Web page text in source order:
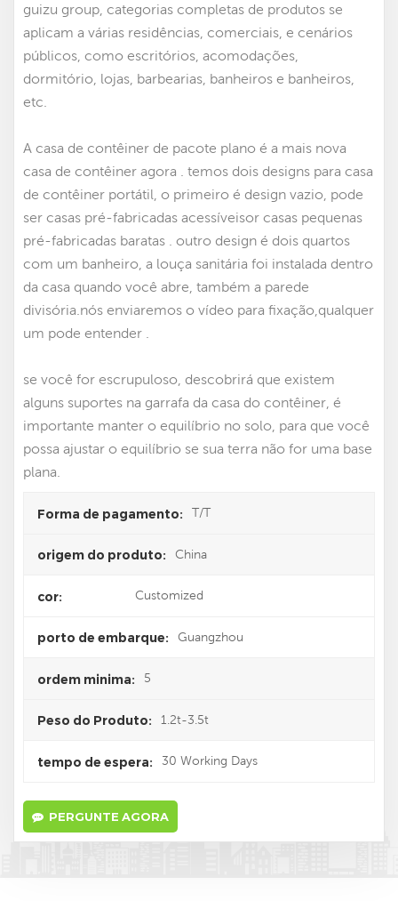
guizu group, categorias completas de produtos se
aplicam a várias residências, comerciais, e cenários
públicos, como escritórios, acomodações,
dormitório, lojas, barbearias, banheiros e banheiros,
etc.
A casa de contêiner de pacote plano é a mais nova
casa de contêiner agora . temos dois designs para casa
de contêiner portátil o primeiro é design vazio, pode
ser casas pré-fabricadas acessíveisor casas pequenas
pré-fabricadas baratas . outro design é dois quartos
com um banheiro, a louça sanitária foi instalada dentro
da casa quando você abre, também a parede
divisória.nós enviaremos o vídeo para fixação,qualquer
um pode entender .
se você for escrupuloso, descobrirá que existem
alguns suportes na garrafa da casa do contêiner, é
importante manter o equilíbrio no solo, para que você
possa ajustar o equilíbrio se sua terra não for uma base
plana.
Forma de pagamento: T/T
origem do produto: China
cor: Customized
porto de embarque: Guangzhou
ordem minima: 5
Peso do Produto: 1.2t-3.5t
tempo de espera: 30 Working Days
PERGUNTE AGORA